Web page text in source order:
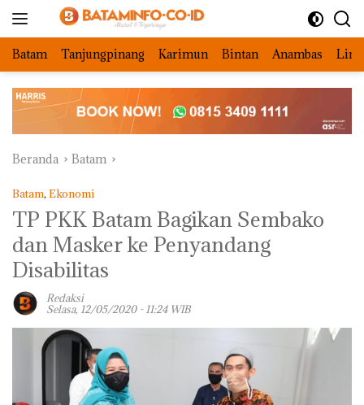
Batam Tanjungpinang Karimun Bintan Anambas
Beranda Batam
Batam, Ekonomi
TP PKK Batam Bagikan Sembako
dan Masker ke Penyandang
Disabilitas
Redaksi
Selasa, 12/05/2020 - 11:24 WIB